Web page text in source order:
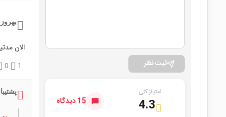
ثبت نظر
امتیاز کلی
4.3 15 دیدگاه
الان
1
0